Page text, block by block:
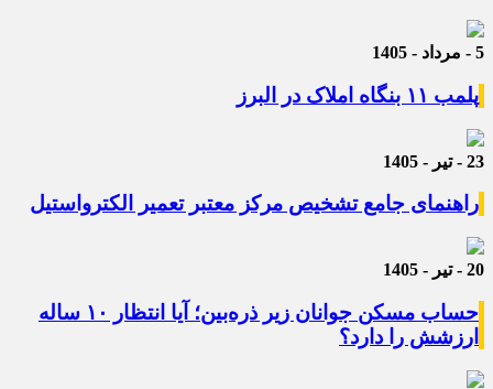
5 - مرداد - 1405
پلمب ۱۱ بنگاه املاک در البرز
23 - تیر - 1405
راهنمای جامع تشخیص مرکز معتبر تعمیر الکترواستیل
20 - تیر - 1405
حساب مسکن جوانان زیر ذره‌بین؛ آیا انتظار ۱۰ ساله
ارزشش را دارد؟